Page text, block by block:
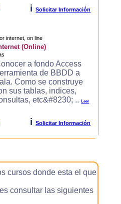
i Solicitar Información
(Online)
a fondo Access
de BBDD a
Como se construye
sus tablas, indices,
etc&#8230; ..Leer
i Solicitar Información
cursos donde esta el que
consultar las siguientes